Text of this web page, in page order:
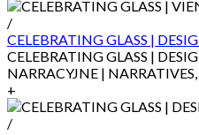
/
CELEBRATING GLASS |
CELEBRATING GLASS |
NARRACYJNE |
+
/